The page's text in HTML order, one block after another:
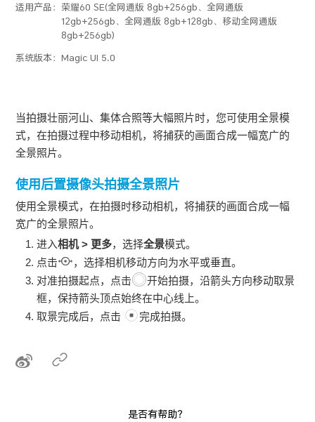
适用产品： 荣耀60 SE(全网通版 8gb+256gb、全网通版
12gb+256gb、全网通版 8gb+128gb、移动全网通版
8gb+256gb)
系统版本：Magic UI 5.0
当拍摄壮丽河山、集体合照等大幅照片时，您可使用全景模
式，在拍摄过程中移动相机，将捕获的画面合成一幅宽广的
全景照片。
使用后置摄像头拍摄全景照片
使用全景模式，在拍摄时移动相机，将捕获的画面合成一幅
宽广的全景照片。
进入相机> 更多，选择全景模式。
点击
，选择相机移动方向为水平或垂直。
对准拍摄起点，点击
开始拍摄，沿箭头方向移动取景
框，保持箭头顶点始终在中心线上。
取景完成后，点击
完成拍摄。
是否有帮助？